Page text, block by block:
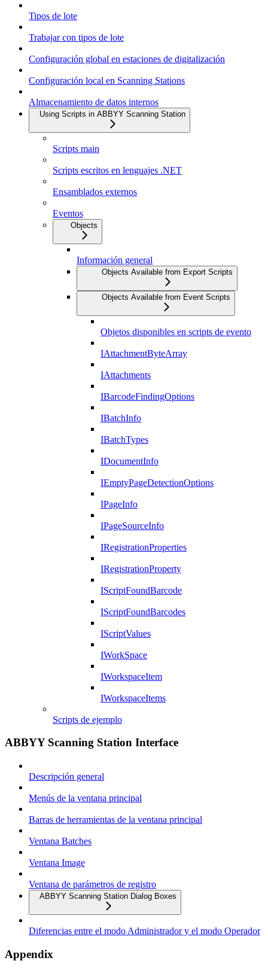
Tipos de lote
Trabajar con tipos de lote
Configuración global en estaciones de digitalización
Configuración local en Scanning Stations
Almacenamiento de datos internos
Using Scripts in ABBYY Scanning Station
Scripts main
Scripts escritos en lenguajes .NET
Ensamblados externos
Eventos
Objects
Información general
Objects Available from Export Scripts
Objects Available from Event Scripts
Objetos disponibles en scripts de evento
IAttachmentByteArray
IAttachments
IBarcodeFindingOptions
IBatchInfo
IBatchTypes
IDocumentInfo
IEmptyPageDetectionOptions
IPageInfo
IPageSourceInfo
IRegistrationProperties
IRegistrationProperty
IScriptFoundBarcode
IScriptFoundBarcodes
IScriptValues
IWorkSpace
IWorkspaceItem
IWorkspaceItems
Scripts de ejemplo
ABBYY Scanning Station Interface
Descripción general
Menús de la ventana principal
Barras de herramientas de la ventana principal
Ventana Batches
Ventana Image
Ventana de parámetros de registro
ABBYY Scanning Station Dialog Boxes
Diferencias entre el modo Administrador y el modo Operador
Appendix